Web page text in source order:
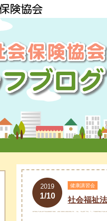
2019
1/10
健康講習会
社会福祉